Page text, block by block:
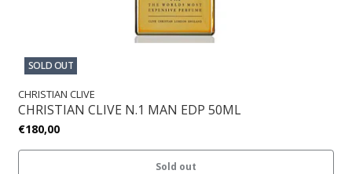
SOLD OUT
CHRISTIAN CLIVE
CHRISTIAN CLIVE N.1 MAN EDP 50ML
€180,00
Sold out